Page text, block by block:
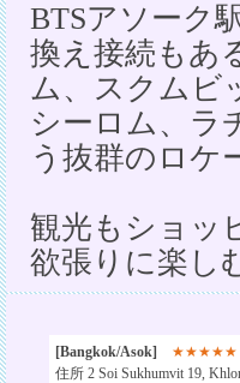
BTSアソーク
換え接続もあ
ム、スクムビ
シーロム、ラ
う抜群のロケ
観光もショッ
欲張りに楽し
[Bangkok/Asok]
★★★★★
住所 2 Soi Sukhumvit 19,